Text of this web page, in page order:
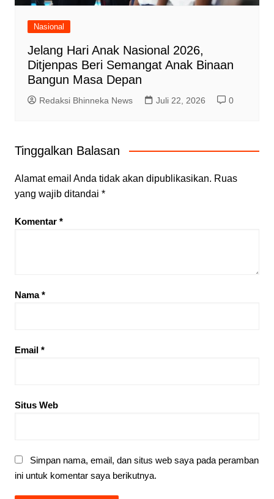
Nasional
Jelang Hari Anak Nasional 2026,
Ditjenpas Beri Semangat Anak Binaan
Bangun Masa Depan
Redaksi Bhinneka News Juli 22, 2026 0
Tinggalkan Balasan
Alamat email Anda tidak akan dipublikasikan. Ruas
yang wajib ditandai *
Komentar *
Nama*
Email *
Situs Web
Simpan nama, email, dan situs web saya pada peramban
ini untuk komentar saya berikutnya.